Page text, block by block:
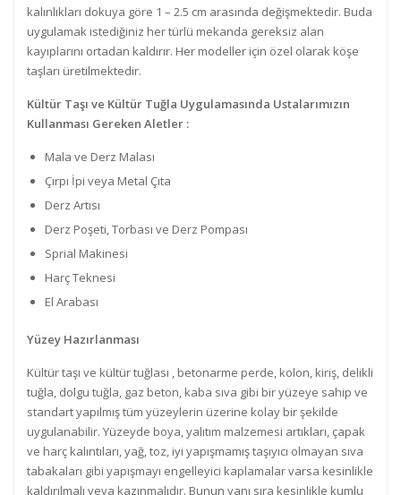
kalınlıkları dokuya göre 1 – 2.5 cm arasında değişmektedir. Buda
uygulamak istediğiniz her türlü mekanda gereksiz alan
kayıplarını ortadan kaldırır. Her modeller için özel olarak köşe
taşları üretilmektedir.
Kültür Taşı ve Kültür Tuğla Uygulamasında Ustalarımızın
Kullanması Gereken Aletler :
Mala ve Derz Malası
Çırpı İpi veya Metal Çıta
Derz Artısı
Derz Poşeti, Torbası ve Derz Pompası
Sprial Makinesi
Harç Teknesi
El Arabası
Yüzey Hazırlanması
Kültür taşı ve kültür tuğlası , betonarme perde, kolon, kiriş, delikli
tuğla, dolgu tuğla, gaz beton, kaba sıva gibi bir yüzeye sahip ve
standart yapılmış tüm yüzeylerin üzerine kolay bir şekilde
uygulanabilir. Yüzeyde boya, yalıtım malzemesi artıkları, çapak
ve harç kalıntıları, yağ, toz, iyi yapışmamış taşıyıcı olmayan sıva
tabakaları gibi yapışmayı engelleyici kaplamalar varsa kesinlikle
kaldırılmalı veya kazınmalıdır. Bunun yanı sıra kesinlikle kumlu